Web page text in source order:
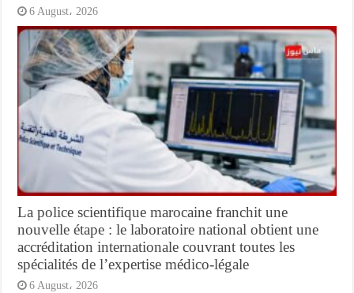
6 August، 2026
La police scientifique marocaine franchit une
nouvelle étape : le laboratoire national obtient une
accréditation internationale couvrant toutes les
spécialités de l’expertise médico-légale
6 August، 2026